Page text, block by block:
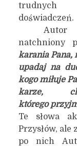
trudnych
doświadczeń.
Autor
natchniony
karania Pana,
upadaj na
kogo miłuje
karze,
którego
Te słowa
Przysłów, ale
po nich